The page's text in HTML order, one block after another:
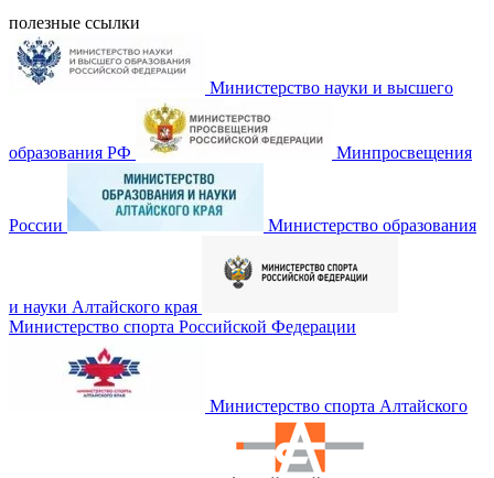
полезные ссылки
Министерство науки и высшего
образования РФ Минпросвещения
России Министерство образования
и науки Алтайского края
Министерство спорта Российской Федерации
Министерство спорта Алтайского